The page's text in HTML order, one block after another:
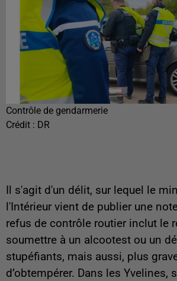
Contrôle de gendarmerie
Crédit : DR
Il s'agit d'un délit, sur lequel le
l'Intérieur vient de publier une
refus de contrôle routier inclut le
soumettre à un alcootest ou un
stupéfiants, mais aussi, plus
d’obtempérer. Dans les Yvelines,